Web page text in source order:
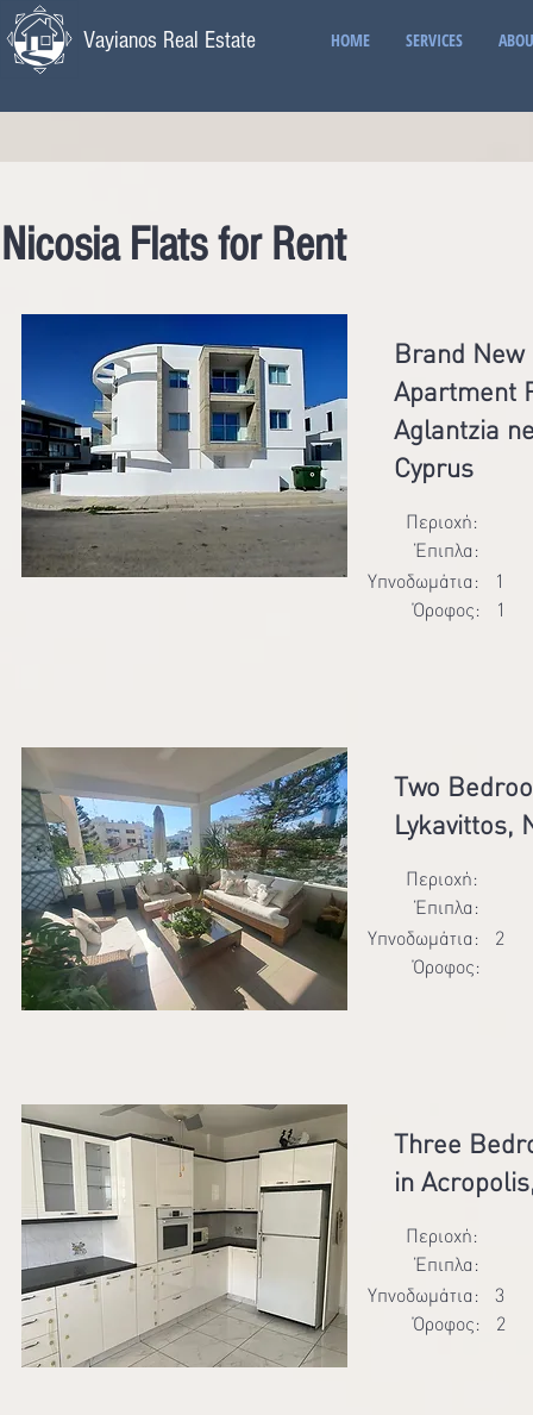
Vayianos Real Estate HOME SERVICES
Nicosia Flats for Rent
Brand
Apartment
Aglantzia
Cyprus
Περιοχή:
Έπιπλα:
Υπνοδωμάτια:
Όροφος:
1
1
Two
Lykavittos,
Περιοχή:
Έπιπλα:
Υπνοδωμάτια:
Όροφος:
2
Three
in
Περιοχή:
Έπιπλα:
Υπνοδωμάτια:
Όροφος:
3
2